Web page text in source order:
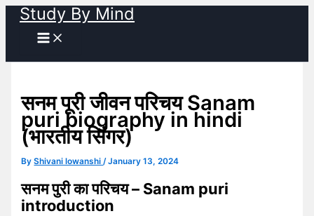
Skip
content
Study By Mind
सनम पूरी जीवन परिचय Sanam
puri biography in hindi
(भारतीय सिंगर)
ByShivani lowanshi/January 13, 2024
सनम पुरी का परिचय – Sanam puri
introduction